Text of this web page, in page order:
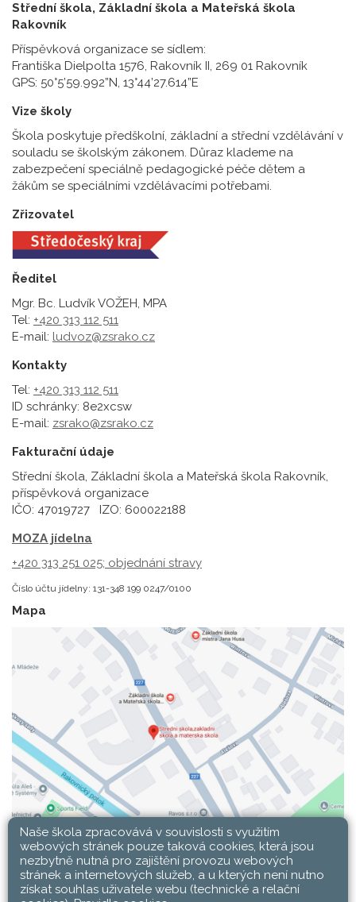
Střední škola, Základní škola a Mateřská škola
Rakovník
Příspěvková organizace se sídlem:
Františka Dielpolta 1576, Rakovník II, 269 01 Rakovník
GPS: 50°5’59.992”N, 13°44’27.614”E
Vize školy
Škola poskytuje předškolní, základní a střední vzdělávání v
souladu se školským zákonem. Důraz klademe na
zabezpečení speciálně pedagogické péče dětem a
žákům se speciálními vzdělávacími potřebami.
Zřizovatel
Ředitel
Mgr. Bc. Ludvík VOŽEH, MPA
Tel: +420 313 112 511
E-mail: ludvoz@zsrako.cz
Kontakty
Tel: +420 313 112 511
ID schránky: 8e2xcsw
E-mail: zsrako@zsrako.cz
Fakturační údaje
Střední škola, Základní škola a Mateřská škola Rakovník,
příspěvková organizace
IČO: 47019727 IZO: 600022188
MOZA jídelna
+420 313 251 025; objednání stravy
Číslo účtu jídelny: 131-348 199 0247/0100
Mapa
Naše škola zpracovává v souvislosti s využitím
webových stránek pouze taková cookies, která jsou
nezbytně nutná pro zajištění provozu webových
stránek a internetových služeb, a u kterých není nutno
získat souhlas uživatele webu (technické a relační